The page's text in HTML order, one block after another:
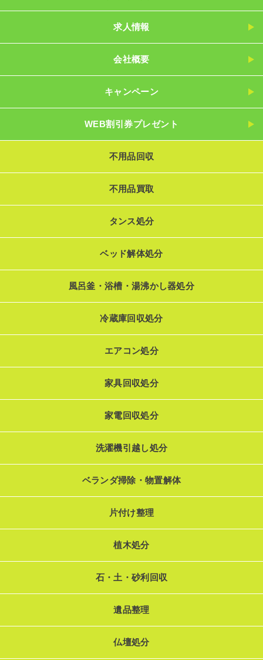
求人情報
会社概要
キャンペーン
WEB割引券プレゼント
不用品回収
不用品買取
タンス処分
ベッド解体処分
風呂釜・浴槽・湯沸かし器処分
冷蔵庫回収処分
エアコン処分
家具回収処分
家電回収処分
洗濯機引越し処分
ベランダ掃除・物置解体
片付け整理
植木処分
石・土・砂利回収
遺品整理
仏壇処分